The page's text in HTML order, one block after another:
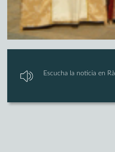
Escucha la noticia en